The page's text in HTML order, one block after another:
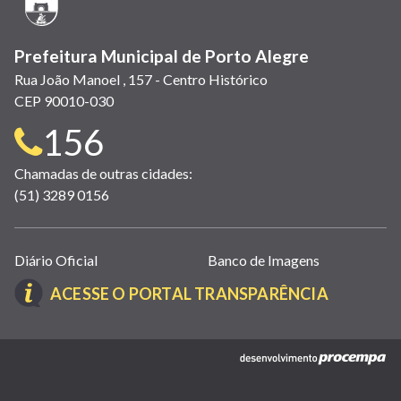
Prefeitura Municipal de Porto Alegre
Rua João Manoel , 157 - Centro Histórico
CEP 90010-030
Telefone
para
contato:
156
Chamadas de outras cidades:
(51) 3289 0156
Links
úteis
(abrem
nova
Diário Oficial Banco de Imagens
ACESSE O PORTAL TRANSPARÊNCIA(LINK
EM
NOVA